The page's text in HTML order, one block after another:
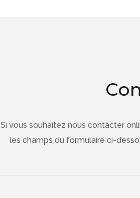
Si vous souhaitez nous contacter
les champs du formulaire ci-